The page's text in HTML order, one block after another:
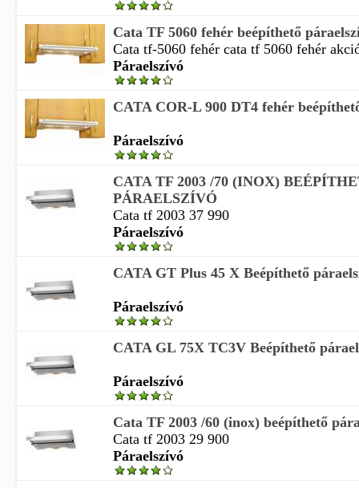
Cata TF 5060 fehér beépíthető
Cata tf-5060 fehér cata tf 5060 fehér
Páraelszívó
CATA COR-L 900 DT4 fehér
Páraelszívó
CATA TF 2003 /70 (INOX)
PÁRAELSZÍVÓ
Cata tf 2003 37 990
Páraelszívó
CATA GT Plus 45 X Beépíthető
Páraelszívó
CATA GL 75X TC3V Beépíthető
Páraelszívó
Cata TF 2003 /60 (inox) beépíthető
Cata tf 2003 29 900
Páraelszívó